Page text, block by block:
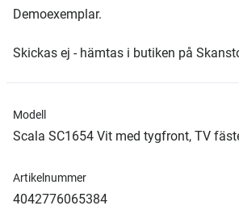
Demoexemplar.
Skickas ej - hämtas i butiken på
Modell
Scala SC1654 Vit med tygfront, TV
Artikelnummer
4042776065384